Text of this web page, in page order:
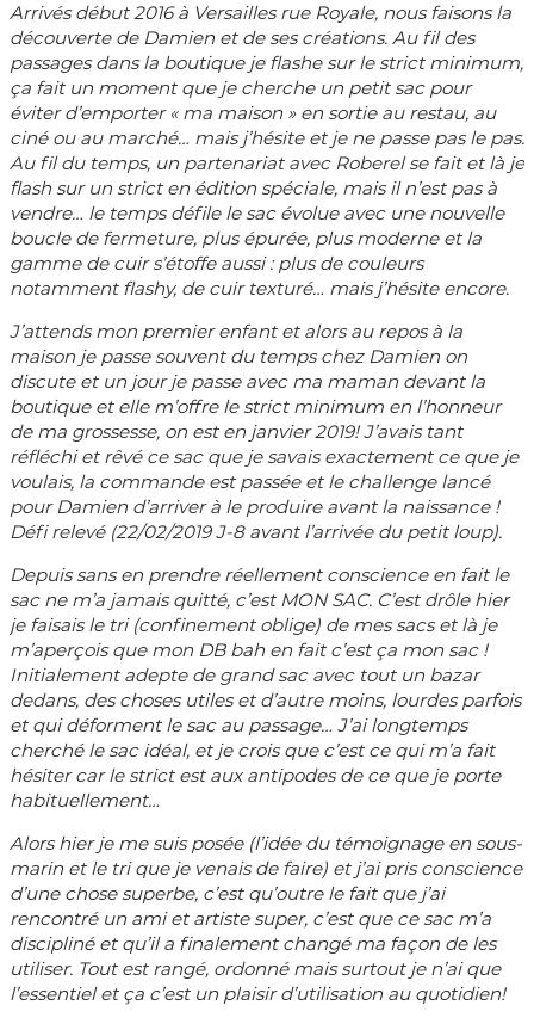
Arrivés début 2016 à Versailles rue Royale, nous faisons la
découverte de Damien et de ses créations. Au fil des
passages dans la boutique je flashe sur le strict minimum,
ça fait un moment que je cherche un petit sac pour
éviter d’emporter « ma maison » en sortie au restau, au
ciné ou au marché… mais j’hésite et je ne passe pas le pas.
Au fil du temps, un partenariat avec Roberel se fait et là je
flash sur un strict en édition spéciale, mais il n’est pas à
vendre… le temps défile le sac évolue avec une nouvelle
boucle de fermeture, plus épurée, plus moderne et la
gamme de cuir s’étoffe aussi : plus de couleurs
notamment flashy, de cuir texturé… mais j’hésite encore.
J’attends mon premier enfant et alors au repos à la
maison je passe souvent du temps chez Damien on
discute et un jour je passe avec ma maman devant la
boutique et elle m’offre le strict minimum en l’honneur
de ma grossesse, on est en janvier 2019! J’avais tant
réfléchi et rêvé ce sac que je savais exactement ce que je
voulais, la commande est passée et le challenge lancé
pour Damien d’arriver à le produire avant la naissance !
Défi relevé (22/02/2019 J-8 avant l’arrivée du petit loup).
Depuis sans en prendre réellement conscience en fait le
sac ne m’a jamais quitté, c’est MON SAC. C’est drôle hier
je faisais le tri (confinement oblige) de mes sacs et là je
m’aperçois que mon DB bah en fait c’est ça mon sac !
Initialement adepte de grand sac avec tout un bazar
dedans, des choses utiles et d’autre moins, lourdes parfois
et qui déforment le sac au passage… J’ai longtemps
cherché le sac idéal, et je crois que c’est ce qui m’a fait
hésiter car le strict est aux antipodes de ce que je porte
habituellement…
Alors hier je me suis posée (l’idée du témoignage en sous-
marin et le tri que je venais de faire) et j’ai pris conscience
d’une chose superbe, c’est qu’outre le fait que j’ai
rencontré un ami et artiste super, c’est que ce sac m’a
discipliné et qu’il a finalement changé ma façon de les
utiliser. Tout est rangé, ordonné mais surtout je n’ai que
l’essentiel et ça c’est un plaisir d’utilisation au quotidien!